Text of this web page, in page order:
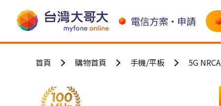
電信方案•申請
首頁 購物首頁 手機/平板 5G